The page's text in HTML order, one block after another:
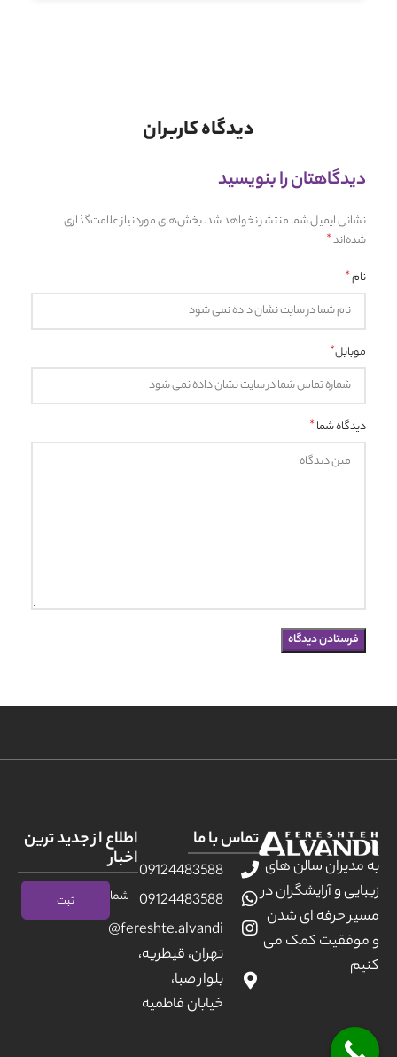
دیدگاه کاربران
دیدگاهتان را بنویسید
نشانی ایمیل شما منتشر نخواهد شد.بخش‌های موردنیاز علامت‌گذاری
شده‌اند*
نام*
موبایل*
دیدگاه شما*
به مدیران سالن های
زیبایی و آرایشگران در
مسیر حرفه ای شدن
و موفقیت کمک می
کنیم
تماس با ما
09124483588
09124483588
fereshte.alvandi@
تهران، قیطریه،
بلوار صبا،
خیابان فاطمیه
اطلاع از جدید ترین
اخبار